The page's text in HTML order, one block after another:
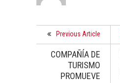
Previous Article
COMPAÑÍA DE
TURISMO
PROMUEVE